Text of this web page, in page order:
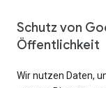
Schutz von
Öffentlichkeit
Wir nutzen Daten,